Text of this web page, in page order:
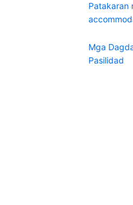
Patakaran
Mga
Pasilidad